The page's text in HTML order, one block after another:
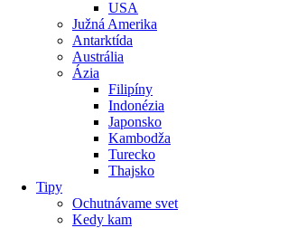
USA
Južná Amerika
Antarktída
Austrália
Ázia
Filipíny
Indonézia
Japonsko
Kambodža
Turecko
Thajsko
Tipy
Ochutnávame svet
Kedy kam